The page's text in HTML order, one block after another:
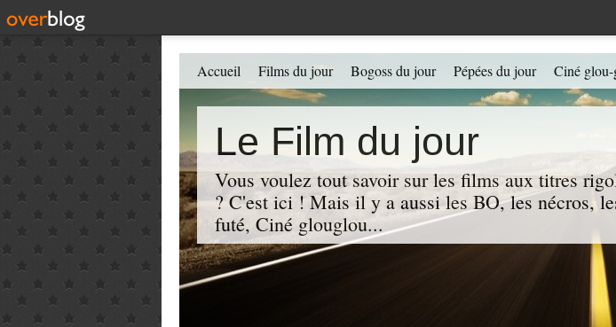
Le Film du jour
Vous voulez tout savoir sur les films aux titres
? C'est ici ! Mais il y a aussi les BO, les nécros,
futé, Ciné glouglou...
Accueil Films du jour Bogoss du jour Pépées du jour Ciné